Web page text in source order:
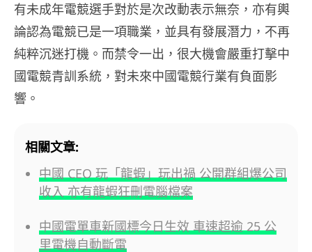
有未成年電競選手對於是次改動表示無奈，亦有輿
論認為電競已是一項職業，並具有發展潛力，不再
純粹沉迷打機。而禁令一出，很大機會嚴重打擊中
國電競青訓系統，對未來中國電競行業有負面影
響。
相關文章:
中國 CEO 玩「龍蝦」玩出禍 公開群組爆公司
收入 亦有龍蝦狂刪電腦檔案
中國電單車新國標今日生效 車速超逾 25 公
里電機自動斷電